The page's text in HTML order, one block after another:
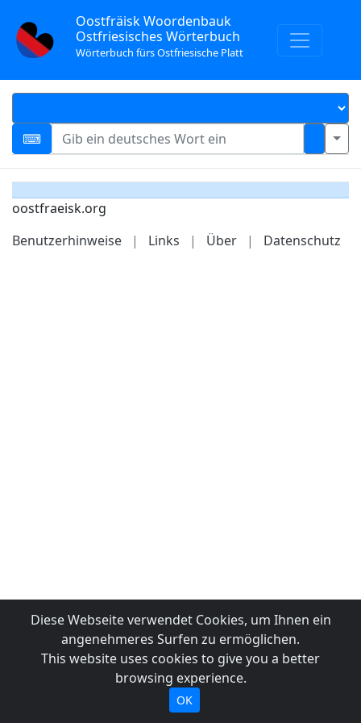
Oostfräisk Woordenbauk
Ostfriesisches Wörterbuch
Wörterbuch fürs Ostfriesische Platt
oostfraeisk.org
Benutzerhinweise
| Links | Über | Datenschutz
Diese Webseite verwendet Cookies, um Ihnen ein
angenehmeres Surfen zu ermöglichen.
This website uses cookies to give you a better
browsing experience.
OK